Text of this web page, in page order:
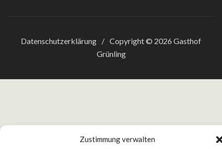
Zustimmung verwalten
Datenschutzerklärung
Copyright © 2026 Gasthof
Grünling